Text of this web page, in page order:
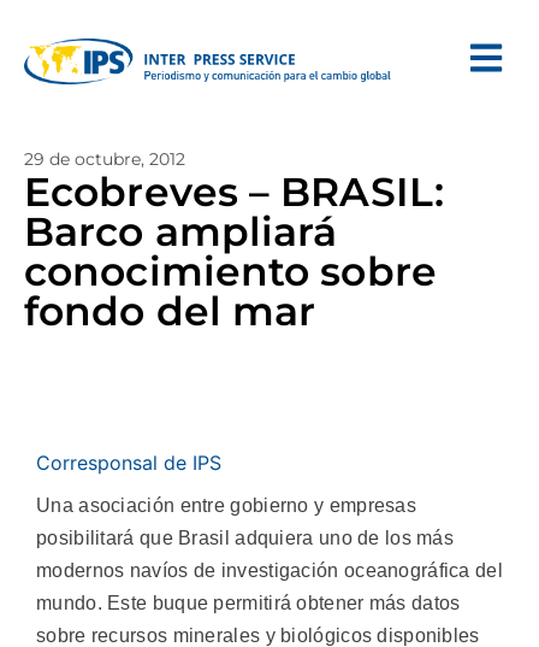
29 de octubre, 2012
Ecobreves – BRASIL:
Barco ampliará
conocimiento sobre
fondo del mar
Corresponsal de IPS
Una asociación entre gobierno y empresas
posibilitará que Brasil adquiera uno de los más
modernos navíos de investigación oceanográfica del
mundo. Este buque permitirá obtener más datos
sobre recursos minerales y biológicos disponibles